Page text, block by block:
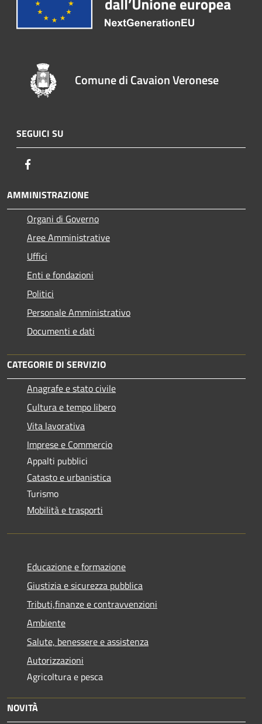
Comune di Cavaion Veronese
SEGUICI SU
AMMINISTRAZIONE
Organi di Governo
Aree Amministrative
Uffici
Enti e fondazioni
Politici
Personale Amministrativo
Documenti e dati
CATEGORIE DI SERVIZIO
Anagrafe e stato civile
Cultura e tempo libero
Vita lavorativa
Imprese e Commercio
Appalti pubblici
Catasto e urbanistica
Turismo
Mobilità e trasporti
Educazione e formazione
Giustizia e sicurezza pubblica
Tributi,finanze e contravvenzioni
Ambiente
Salute, benessere e assistenza
Autorizzazioni
Agricoltura e pesca
NOVITÀ